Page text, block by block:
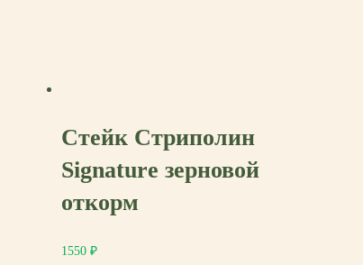
Стейк Стриполин
Signature зерновой
откорм
1550 ₽